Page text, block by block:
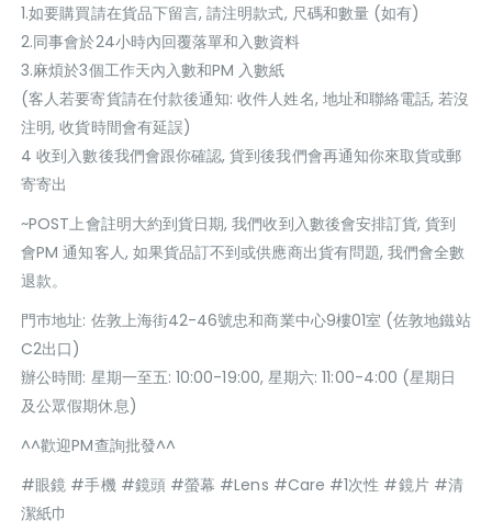
1.如要購買請在貨品下留言, 請注明款式, 尺碼和數量 (如有)
2.同事會於24小時內回覆落單和入數資料
3.麻煩於3個工作天內入數和PM 入數紙
(客人若要寄貨請在付款後通知: 收件人姓名, 地址和聯絡電話, 若沒
注明, 收貨時間會有延誤)
4 收到入數後我們會跟你確認, 貨到後我們會再通知你來取貨或郵
寄寄出
~POST上會註明大約到貨日期, 我們收到入數後會安排訂貨, 貨到
會PM 通知客人, 如果貨品訂不到或供應商出貨有問題, 我們會全數
退款。
門巿地址: 佐敦上海街42-46號忠和商業中心9樓01室 (佐敦地鐵站
C2出口)
辦公時間: 星期一至五: 10:00-19:00, 星期六: 11:00-4:00 (星期日
及公眾假期休息)
^^歡迎PM查詢批發^^
#眼鏡 #手機 #鏡頭 #螢幕 #Lens #Care #1次性 #鏡片 #清
潔紙巾